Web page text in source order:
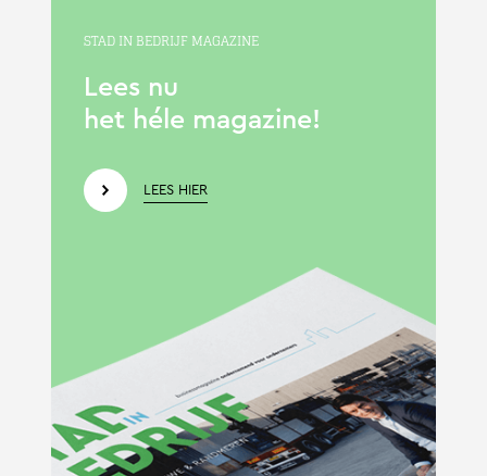
STAD IN BEDRIJF MAGAZINE
Lees nu
het héle magazine!
LEES HIER